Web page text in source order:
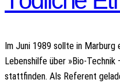
Im Juni 1989 sollte in Marburg
Lebenshilfe über »Bio-
stattfinden. Als Referent